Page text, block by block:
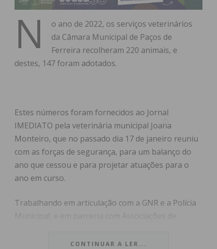
N
o ano de 2022, os serviços veterinários
da Câmara Municipal de Paços de
Ferreira recolheram 220 animais, e
destes, 147 foram adotados.
Estes números foram fornecidos ao Jornal
IMEDIATO pela veterinária municipal Joana
Monteiro, que no passado dia 17 de janeiro reuniu
com as forças de segurança, para um balanço do
ano que cessou e para projetar atuações para o
ano em curso.
Trabalhando em articulação com a GNR e a Polícia
Municipal, e em parceria com Associações de
responsáveis pela recolha dos animais, procurando
CONTINUAR A LER...